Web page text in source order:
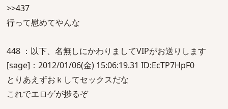
>>437
行って慰めてやんな
448 ：以下、名無しにかわりましてVIPがお送りします
[sage]：2012/01/06(金) 15:06:19.31 ID:EcTP7HpF0
とりあえずおｋしてセックスだな
これでエロゲが捗るぞ